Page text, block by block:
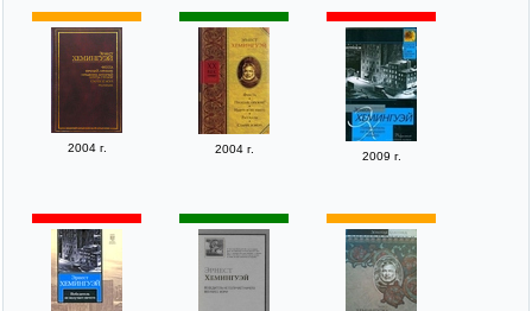
2004 г. 2004 г.
2009 г.